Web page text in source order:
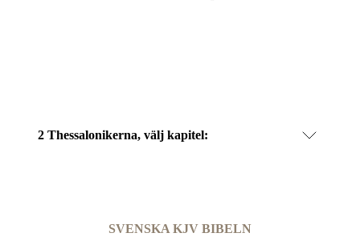
2 Thessalonikerna, välj kapitel:
SVENSKA KJV BIBELN